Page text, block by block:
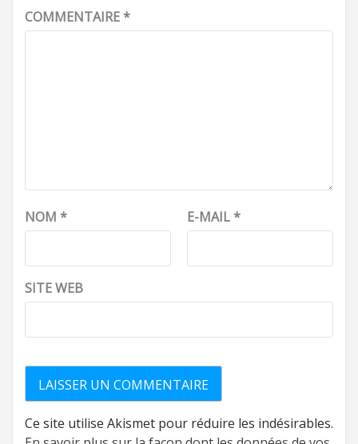
COMMENTAIRE*
NOM * E-MAIL*
SITE WEB
Ce site utilise Akismet pour réduire les indésirables.